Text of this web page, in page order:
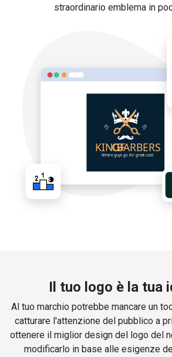
straordinario emblema in
Il tuo logo è la tua
Al tuo marchio potrebbe mancare un
catturare l'attenzione del pubblico a
ottenere il miglior design del logo del
modificarlo in base alle esigenze